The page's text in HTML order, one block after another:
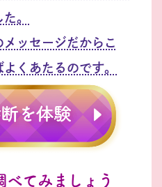
。
メッセージだからこ
くあたるのです。
べてみましょう